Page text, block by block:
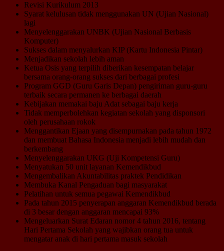
Revisi Kurikulum 2013
Syarat kelulusan tidak menggunakan UN (Ujian Nasional)
lagi
Menyelenggarakan UNBK (Ujian Nasional Berbasis
Komputer)
Sukses dalam menyalurkan KIP (Kartu Indonesia Pintar)
Menjadikan sekolah lebih aman
Ketua Osis yang terpilih diberikan kesempatan belajar
bersama orang-orang sukses dari berbagai profesi
Program GGD (Guru Garis Depan) pengiriman guru-guru
terbaik secara permanen ke berbagai daerah
Kebijakan memakai baju Adat sebagai baju kerja
Tidak memperbolehkan kegiatan sekolah yang disponsori
oleh perusahaan rokok
Menggantikan Ejaan yang disempurnakan pada tahun 1972
dan membuat Bahasa Indonesia menjadi lebih mudah dan
berkembang
Menyelenggarakan UKG (Uji Kompetensi Guru)
Menyatukan 50 unit layanan Kemendikbud
Mengembalikan Akuntabilitas praktek Pendidikan
Membuka Kanal Pengaduan bagi masyarakat
Pelatihan untuk semua pegawai Kemendikbud
Pada tahun 2015 penyerapan anggaran Kemendikbud berada
di 3 besar dengan anggaran mencapai 93%
Mengeluarkan Surat Edaran nomor 4 tahun 2016, tentang
Hari Pertama Sekolah yang wajibkan orang tua untuk
mengatar anak di hari pertama masuk sekolah